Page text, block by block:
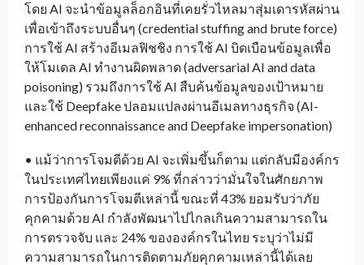
โดย AI จะนำข้อมูลล็อกอินที่เคยรั่วไหลมาสุ่มเดารหัสผ่าน
เพื่อเข้าถึงระบบอื่นๆ (credential stuffing and brute force)
การใช้ AI สร้างอีเมลฟิชชิง การใช้ AI บิดเบือนข้อมูลเพื่อ
ให้โมเดล AI ทำงานผิดพลาด (adversarial AI and data
poisoning) รวมถึงการใช้ AI สืบค้นข้อมูลของเป้าหมาย
และใช้ Deepfake ปลอมแปลงผ่านอีเมลทางธุรกิจ (AI-
enhanced reconnaissance and Deepfake impersonation)
• แม้ว่าการโจมตีด้วย AI จะเพิ่มขึ้นก็ตาม แต่กลับมีองค์กร
ในประเทศไทยเพียงแค่ 9% ที่กล่าวว่ามั่นใจในศักยภาพ
การป้องกันการโจมตีเหล่านี้ ขณะที่ 43% ยอมรับว่าภัย
คุกคามด้วย AI กำลังพัฒนาไปไกลเกินความสามารถใน
การตรวจจับ และ 24% ขององค์กรในไทย ระบุว่าไม่มี
ความสามารถในการติดตามภัยคุกคามเหล่านี้ได้เลย